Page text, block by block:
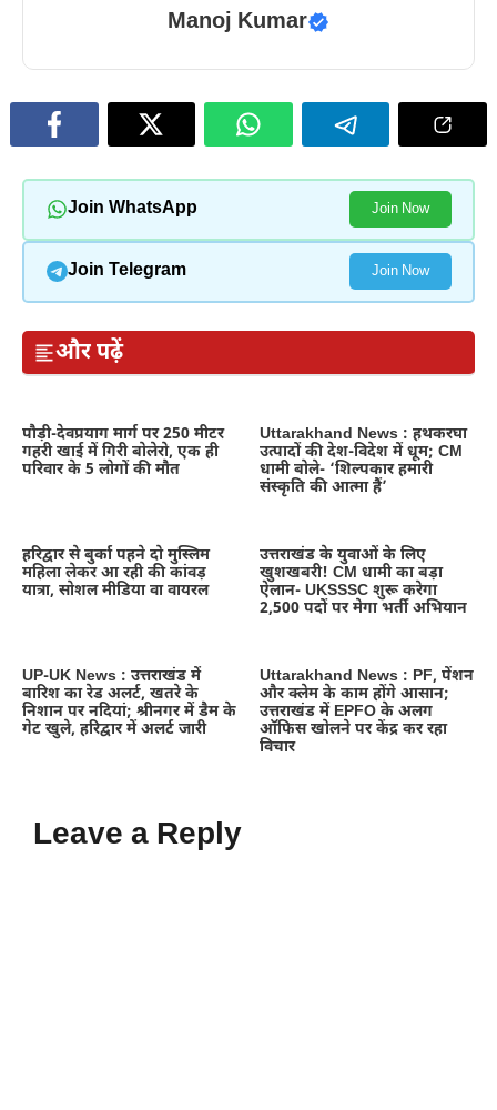
Manoj Kumar
Join WhatsApp Join Now
Join Telegram Join Now
और पढ़ें
पौड़ी-देवप्रयाग मार्ग पर 250 मीटर
गहरी खाई में गिरी बोलेरो, एक ही
परिवार के 5 लोगों की मौत
Uttarakhand News : हथकरघा
उत्पादों की देश-विदेश में धूम; CM
धामी बोले- ‘शिल्पकार हमारी
संस्कृति की आत्मा हैं’
हरिद्वार से बुर्का पहने दो मुस्लिम
महिला लेकर आ रही की कांवड़
यात्रा, सोशल मीडिया वा वायरल
उत्तराखंड के युवाओं के लिए
खुशखबरी! CM धामी का बड़ा
ऐलान- UKSSSC शुरू करेगा
2,500 पदों पर मेगा भर्ती अभियान
UP-UK News : उत्तराखंड में
बारिश का रेड अलर्ट, खतरे के
निशान पर नदियां; श्रीनगर में डैम के
गेट खुले, हरिद्वार में अलर्ट जारी
Uttarakhand News : PF, पेंशन
और क्लेम के काम होंगे आसान;
उत्तराखंड में EPFO के अलग
ऑफिस खोलने पर केंद्र कर रहा
विचार
Leave a Reply